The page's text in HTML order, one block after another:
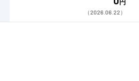
（2026.06.22）